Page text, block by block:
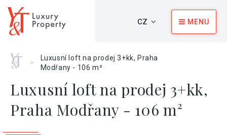
CZ MENU
Home
>
Luxusní loft na prodej 3+kk, Praha
Modřany - 106 m²
Luxusní loft na prodej 3+kk,
Praha Modřany - 106 m²